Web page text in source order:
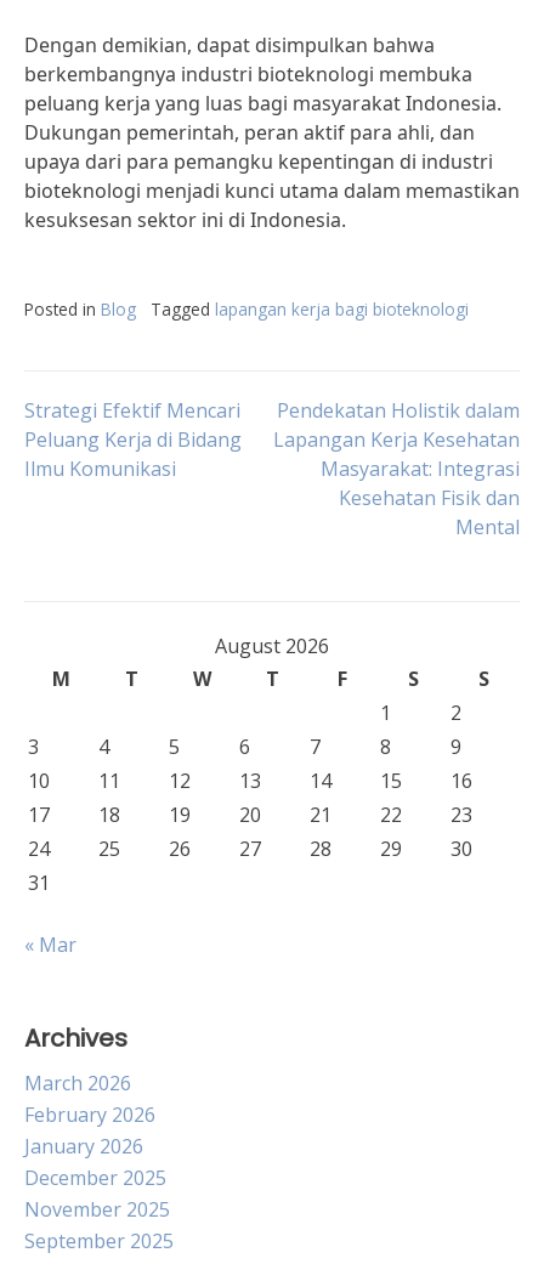
Dengan demikian, dapat disimpulkan bahwa
berkembangnya industri bioteknologi membuka
peluang kerja yang luas bagi masyarakat Indonesia.
Dukungan pemerintah, peran aktif para ahli, dan
upaya dari para pemangku kepentingan di industri
bioteknologi menjadi kunci utama dalam memastikan
kesuksesan sektor ini di Indonesia.
Posted in Blog Tagged lapangan kerja bagi bioteknologi
Post
navigation
Strategi Efektif Mencari
Peluang Kerja di Bidang
Ilmu Komunikasi
Pendekatan Holistik dalam
Lapangan Kerja Kesehatan
Masyarakat: Integrasi
Kesehatan Fisik dan
Mental
August 2026
M
T W T F S
S
1
2
3
4 5 6 7 8
9
10
11 12 13 14 15
16
17
18 19 20 21 22
23
24
25 26 27 28 29
30
31
« Mar
Archives
March 2026
February 2026
January 2026
December 2025
November 2025
September 2025